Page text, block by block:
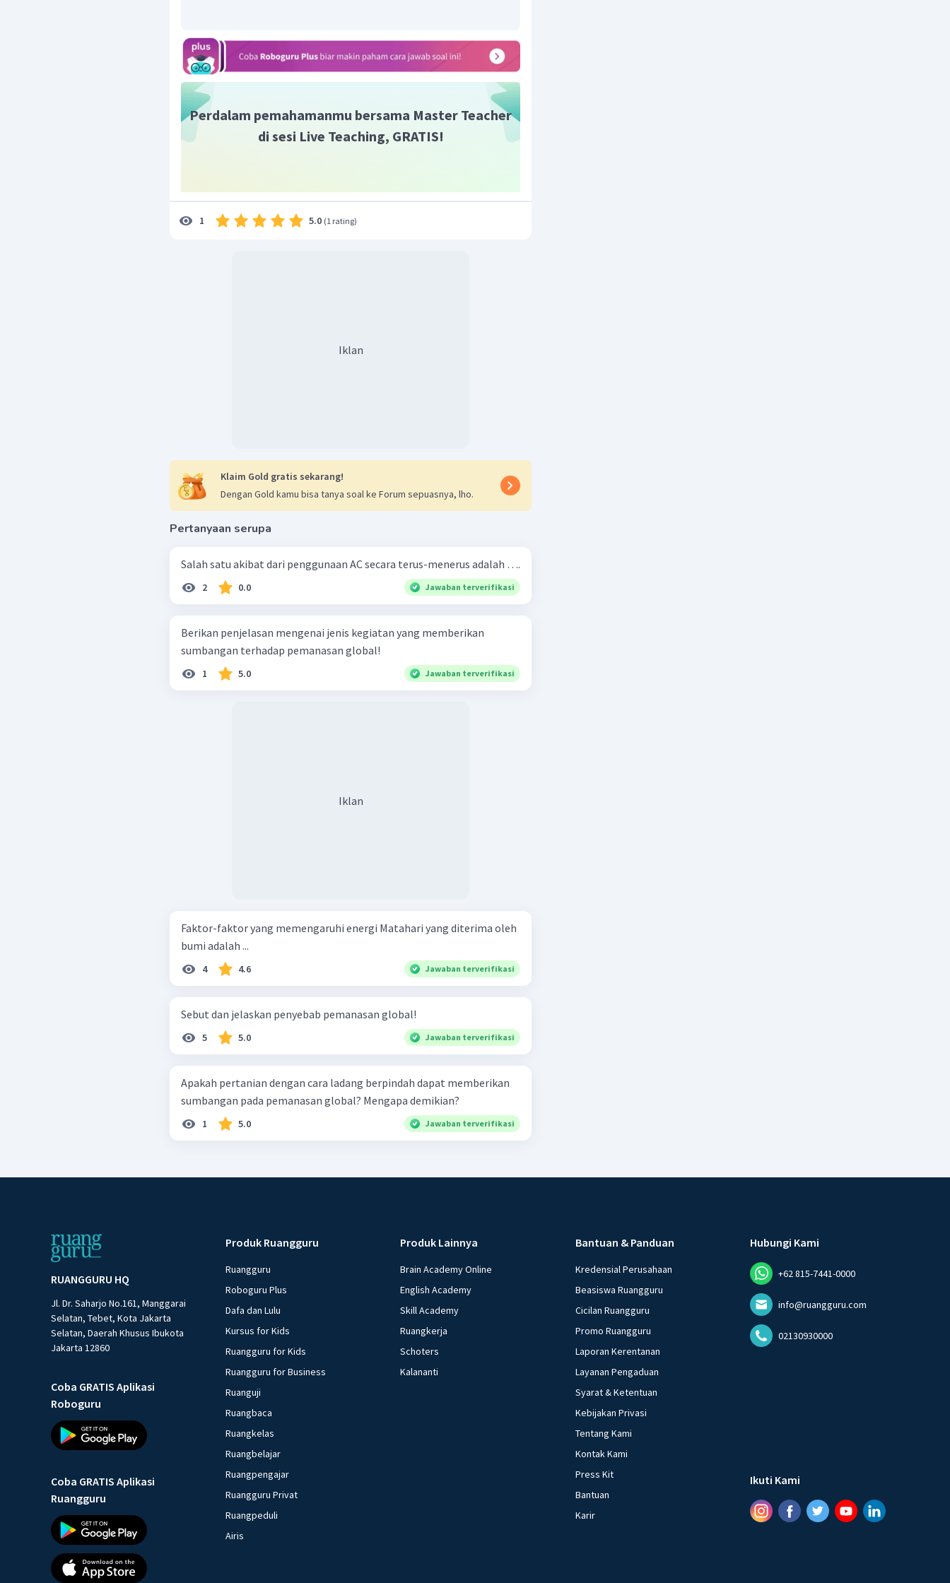
Perdalam pemahamanmu bersama Master Teacher
di sesi Live Teaching, GRATIS!
1 5.0 (1 rating)
Iklan
Klaim Gold gratis sekarang!
Dengan Gold kamu bisa tanya soal ke Forum sepuasnya, lho.
Pertanyaan serupa
Salah satu akibat dari penggunaan AC secara terus-menerus adalah ….
2 0.0 Jawaban terverifikasi
Berikan penjelasan mengenai jenis kegiatan yang memberikan
sumbangan terhadap pemanasan global!
1 5.0 Jawaban terverifikasi
Iklan
Faktor-faktor yang memengaruhi energi Matahari yang diterima oleh
bumi adalah ...
4 4.6 Jawaban terverifikasi
Sebut dan jelaskan penyebab pemanasan global!
5 5.0 Jawaban terverifikasi
Apakah pertanian dengan cara ladang berpindah dapat memberikan
sumbangan pada pemanasan global? Mengapa demikian?
1 5.0 Jawaban terverifikasi
RUANGGURU HQ
Jl. Dr. Saharjo No.161, Manggarai
Selatan, Tebet, Kota Jakarta
Selatan, Daerah Khusus Ibukota
Jakarta 12860
Coba GRATIS Aplikasi
Roboguru
Coba GRATIS Aplikasi
Ruangguru
Produk Ruangguru
Ruangguru
Roboguru Plus
Dafa dan Lulu
Kursus for Kids
Ruangguru for Kids
Ruangguru for Business
Ruanguji
Ruangbaca
Ruangkelas
Ruangbelajar
Ruangpengajar
Ruangguru Privat
Ruangpeduli
Airis
Produk Lainnya
Brain Academy Online
English Academy
Skill Academy
Ruangkerja
Schoters
Kalananti
Bantuan & Panduan
Kredensial Perusahaan
Beasiswa Ruangguru
Cicilan Ruangguru
Promo Ruangguru
Laporan Kerentanan
Layanan Pengaduan
Syarat & Ketentuan
Kebijakan Privasi
Tentang Kami
Kontak Kami
Press Kit
Bantuan
Karir
Hubungi Kami
+62 815-7441-0000
info@ruangguru.com
02130930000
Ikuti Kami